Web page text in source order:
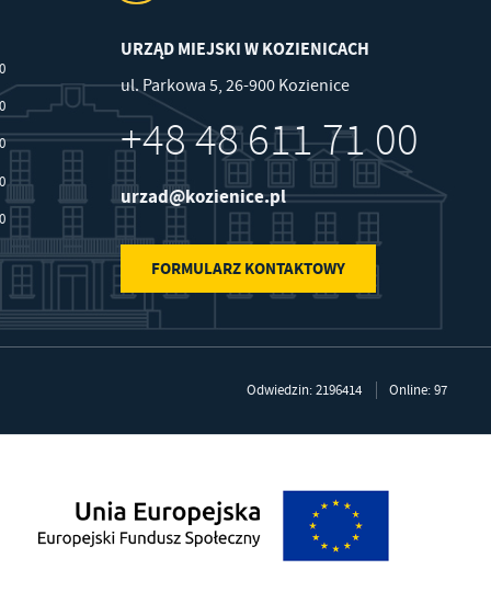
URZĄD MIEJSKI W KOZIENICACH
ul. Parkowa 5, 26-900 Kozienice
+48 48 611 71 00
urzad@kozienice.pl
FORMULARZ KONTAKTOWY
Odwiedzin: 2196414 Online: 97